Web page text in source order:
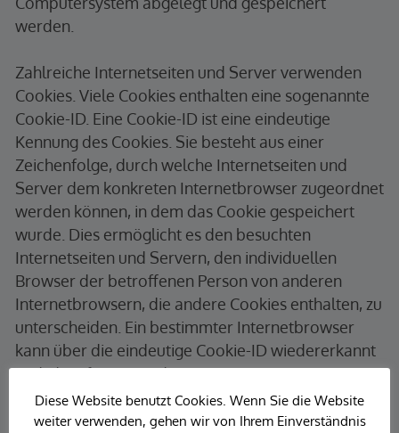
werden.
Zahlreiche Internetseiten und Server verwenden
Cookies. Viele Cookies enthalten eine sogenannte
Cookie-ID. Eine Cookie-ID ist eine eindeutige
Kennung des Cookies. Sie besteht aus einer
Zeichenfolge, durch welche Internetseiten und
Server dem konkreten Internetbrowser zugeordnet
werden können, in dem das Cookie gespeichert
wurde. Dies ermöglicht es den besuchten
Internetseiten und Servern, den individuellen
Browser der betroffenen Person von anderen
Internetbrowsern, die andere Cookies enthalten, zu
unterscheiden. Ein bestimmter Internetbrowser
kann über die eindeutige Cookie-ID wiedererkannt
und identifiziert werden.
Durch den Einsatz von Cookies kann die Kurt
Diese Website benutzt Cookies. Wenn Sie die Website
weiter verwenden, gehen wir von Ihrem Einverständnis